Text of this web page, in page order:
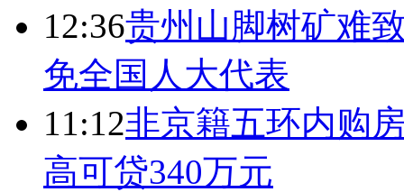
12:36贵州山脚树矿难
免全国人大代表
11:12非京籍五环内购
高可贷340万元